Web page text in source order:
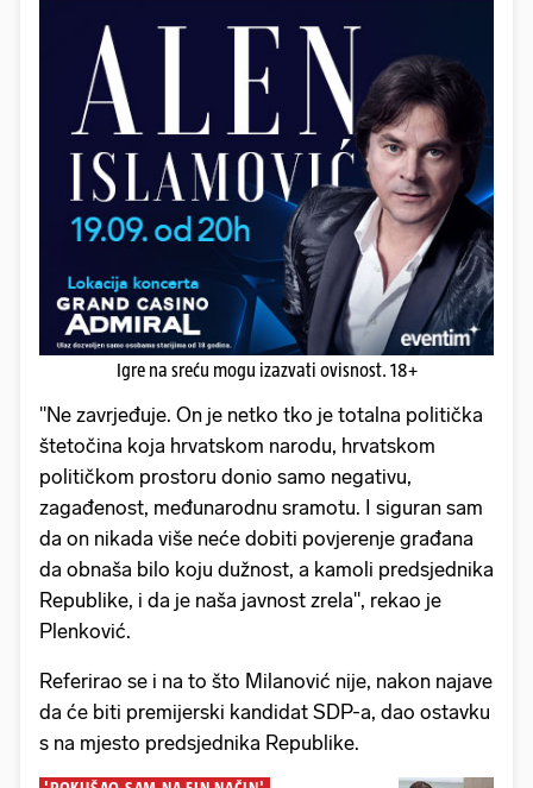
Igre na sreću mogu izazvati ovisnost. 18+
"Ne zavrjeđuje. On je netko tko je totalna politička
štetočina koja hrvatskom narodu, hrvatskom
političkom prostoru donio samo negativu,
zagađenost, međunarodnu sramotu. I siguran sam
da on nikada više neće dobiti povjerenje građana
da obnaša bilo koju dužnost, a kamoli predsjednika
Republike, i da je naša javnost zrela", rekao je
Plenković.
Referirao se i na to što Milanović nije, nakon najave
da će biti premijerski kandidat SDP-a, dao ostavku
s na mjesto predsjednika Republike.